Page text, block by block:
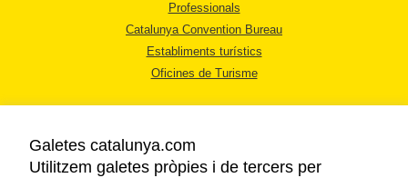
Professionals
Catalunya Convention Bureau
Establiments turístics
Oficines de Turisme
Galetes catalunya.com
Utilitzem galetes pròpies i de tercers per